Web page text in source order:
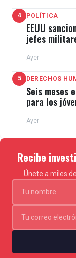
4 POLÍTICA
EEUU
jefes
Ayer
5 DERECHOS
Seis meses
para los
Ayer
Recibe
Únete a miles